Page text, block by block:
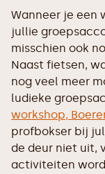
Wanneer je een
jullie
misschien ook
Naast fietsen,
nog veel meer
ludieke
workshop,
profbokser bij
de deur niet uit,
activiteiten